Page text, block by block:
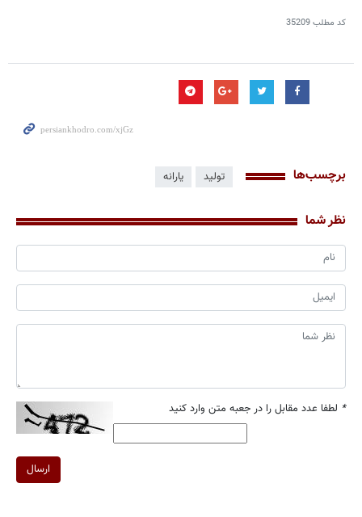
کد مطلب35209
برچسب‌ها تولید یارانه
نظر شما
* لطفا عدد مقابل را در جعبه متن وارد کنید
ارسال